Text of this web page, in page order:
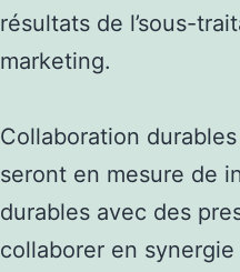
résultats de l’sous-
marketing.
Collaboration
seront en mesure de
durables avec des
collaborer en